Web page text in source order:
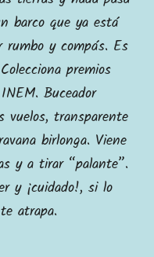
barco que ya está
rumbo y compás. Es
premios
Buceador
vuelos, transparente
birlonga. Viene
y a tirar “palante”.
y ¡cuidado!, si lo
atrapa.